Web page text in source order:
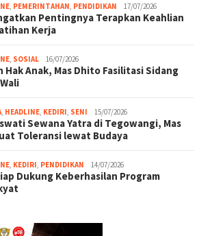
, PEMERINTAHAN, PENDIDIKAN 17/07/2026
Pentingnya Terapkan Keahlian
Kerja
, SOSIAL 16/07/2026
Hak Anak, Mas Dhito Fasilitasi Sidang
, HEADLINE, KEDIRI, SENI 15/07/2026
Sewana Yatra di Tegowangi, Mas
Toleransi lewat Budaya
, KEDIRI, PENDIDIKAN 14/07/2026
Dukung Keberhasilan Program